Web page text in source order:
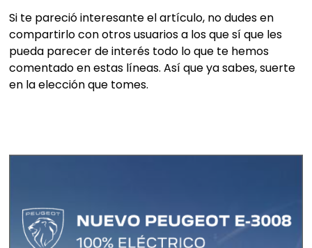
Si te pareció interesante el artículo, no dudes en
compartirlo con otros usuarios a los que sí que les
pueda parecer de interés todo lo que te hemos
comentado en estas líneas. Así que ya sabes, suerte
en la elección que tomes.